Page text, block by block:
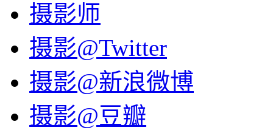
摄影师
摄影@Twitter
摄影@新浪微博
摄影@豆瓣